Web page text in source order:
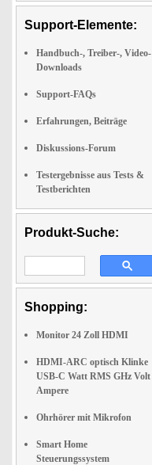
Support-Elemente:
Handbuch-, Treiber-, Video-
Downloads
Support-FAQs
Erfahrungen, Beiträge
Diskussions-Forum
Testergebnisse aus Tests &
Testberichten
Produkt-Suche:
Shopping:
Monitor 24 Zoll HDMI
HDMI-ARC optisch Klinke
USB-C Watt RMS GHz Volt
Ampere
Ohrhörer mit Mikrofon
Smart Home
Steuerungssystem